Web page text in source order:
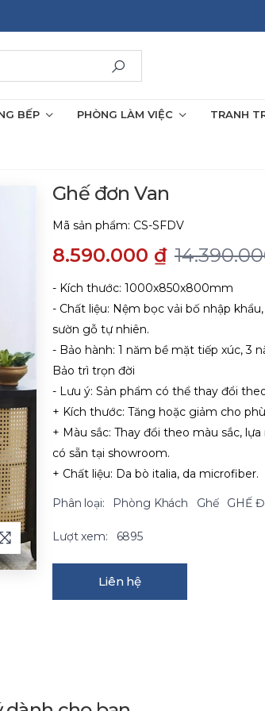
BẾP PHÒNG LÀM VIỆC TRANH
Ghế đơn Van
Mã sản phẩm: CS-SFDV
8.590.000 ₫
- Kích thước: 1000x850x800mm
- Chất liệu: Nệm bọc vải bố nhập
sườn gỗ tự nhiên.
- Bảo hành: 1 năm bề mặt tiếp xúc, 3
Bảo trì trọn đời
- Lưu ý: Sản phẩm có thể thay đổi
+ Kích thước: Tăng hoặc giảm cho
+ Màu sắc: Thay đổi theo màu sắc,
có sẵn tại showroom.
+ Chất liệu: Da bò italia, da microfiber.
Phân loại: Phòng Khách Ghế GHẾ
Lượt xem: 6895
Liên hệ